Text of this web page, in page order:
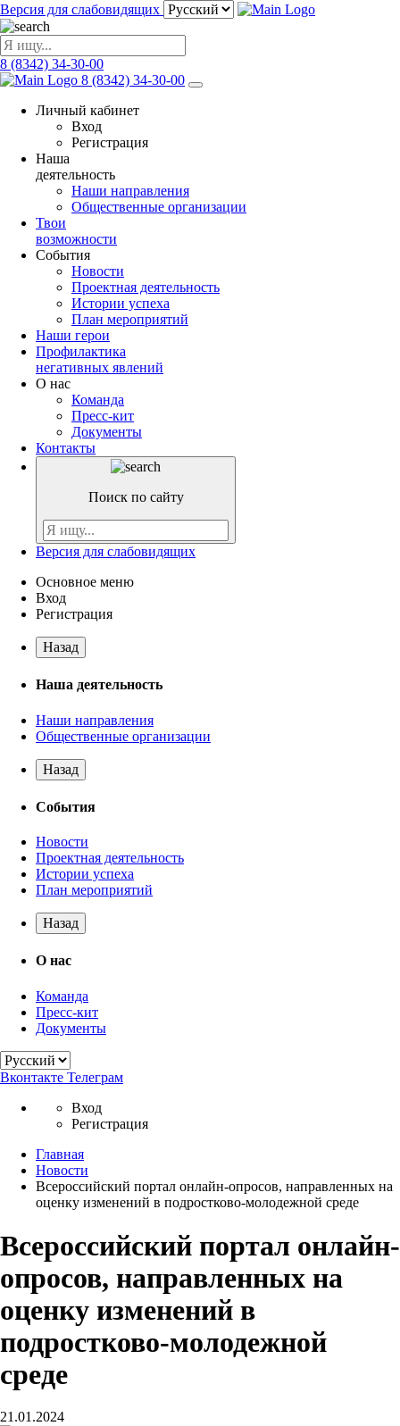
Версия для слабовидящих
8 (8342) 34-30-00
8 (8342) 34-30-00
Личный кабинет
Вход
Регистрация
Наша
деятельность
Наши направления
Общественные организации
Твои
возможности
События
Новости
Проектная деятельность
Истории успеха
План мероприятий
Наши герои
Профилактика
негативных явлений
О нас
Команда
Пресс-кит
Документы
Контакты
Поиск по сайту
Версия для слабовидящих
Основное меню
Вход
Регистрация
Назад
Наша деятельность
Наши направления
Общественные организации
Назад
События
Новости
Проектная деятельность
Истории успеха
План мероприятий
Назад
О нас
Команда
Пресс-кит
Документы
Вконтакте Телеграм
Вход
Регистрация
Главная
Новости
Всероссийский портал онлайн-опросов, направленных на
оценку изменений в подростково-молодежной среде
Всероссийский портал онлайн-
опросов, направленных на
оценку изменений в
подростково-молодежной
среде
21.01.2024